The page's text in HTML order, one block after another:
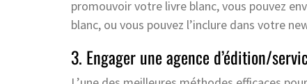
promouvoir votre livre blanc, vous pouvez
blanc, ou vous pouvez l’inclure dans votre
3. Engager une agence d’édition/